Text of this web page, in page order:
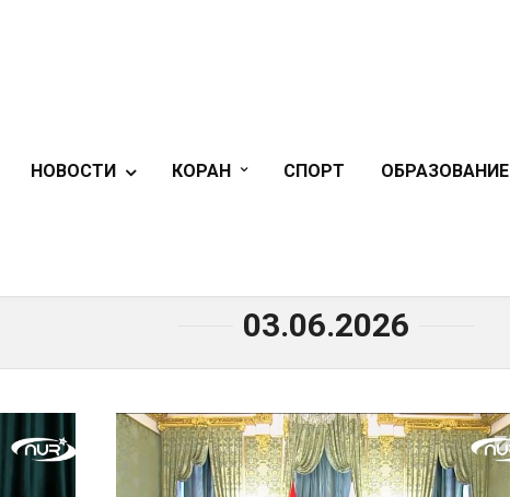
НОВОСТИ КОРАН СПОРТ ОБРАЗОВАНИЕ
ГЛАВНАЯ»
03.06.2026